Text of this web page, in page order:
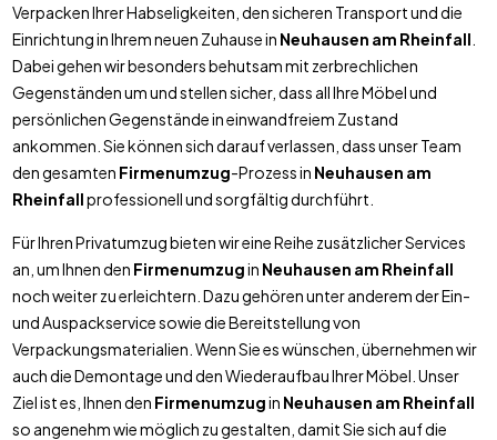
Verpacken Ihrer Habseligkeiten, den sicheren Transport und die
Einrichtung in Ihrem neuen Zuhause in Neuhausen am Rheinfall
Dabei gehen wir besonders behutsam mit zerbrechlichen
Gegenständen um und stellen sicher, dass all Ihre Möbel und
persönlichen Gegenstände in einwandfreiem Zustand
ankommen. Sie können sich darauf verlassen, dass unser Team
den gesamten Firmenumzug-Prozess in Neuhausen am
Rheinfallprofessionell und sorgfältig durchführt.
Für Ihren Privatumzug bieten wir eine Reihe zusätzlicher Services
an, um Ihnen den Firmenumzugin Neuhausen am Rheinfall
noch weiter zu erleichtern. Dazu gehören unter anderem der Ein-
und Auspackservice sowie die Bereitstellung von
Verpackungsmaterialien. Wenn Sie es wünschen, übernehmen wir
auch die Demontage und den Wiederaufbau Ihrer Möbel. Unser
Ziel ist es, Ihnen den Firmenumzugin Neuhausen am Rheinfall
so angenehm wie möglich zu gestalten, damit Sie sich auf die